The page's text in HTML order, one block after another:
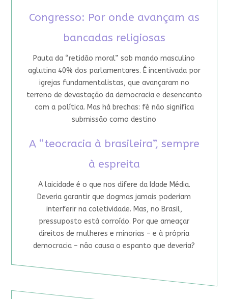
Congresso: Por onde avançam as
bancadas religiosas
Pauta da “retidão moral” sob mando masculino
aglutina 40% dos parlamentares. É incentivada por
igrejas fundamentalistas, que avançaram no
terreno de devastação da democracia e desencanto
com a política. Mas há brechas: fé não significa
submissão como destino
A “teocracia à brasileira”, sempre
à espreita
A laicidade é o que nos difere da Idade Média.
Deveria garantir que dogmas jamais poderiam
interferir na coletividade. Mas, no Brasil,
pressuposto está corroído. Por que ameaçar
direitos de mulheres e minorias – e à própria
democracia – não causa o espanto que deveria?